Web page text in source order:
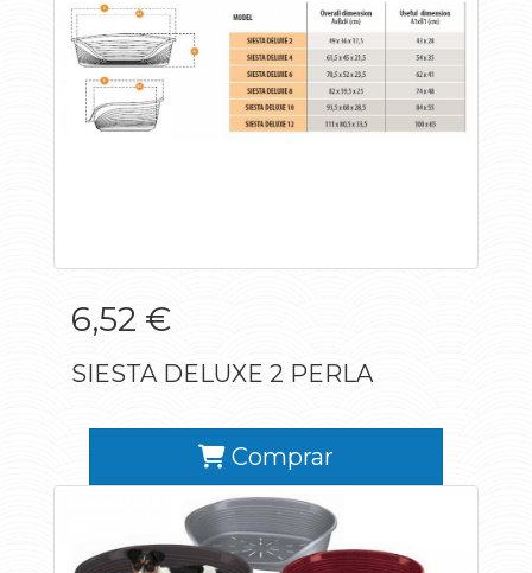
6,52 €
SIESTA DELUXE 2 PERLA
Comprar